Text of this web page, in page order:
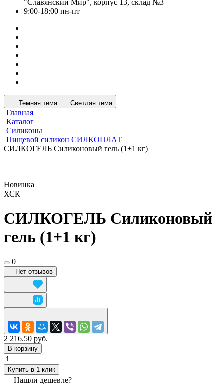
"Славянский Мир", корпус 13, склад №3
9:00-18:00 пн-пт
Темная тема Светлая тема
Главная
Каталог
Силиконы
Пищевой силикон СИЛКОПЛАТ
СИЛКОГЕЛЬ Силиконовый гель (1+1 кг)
Новинка
ХСК
СИЛКОГЕЛЬ Силиконовый
гель (1+1 кг)
0
Нет отзывов
2 216.50 руб.
В корзину
Купить в 1 клик
Нашли дешевле?